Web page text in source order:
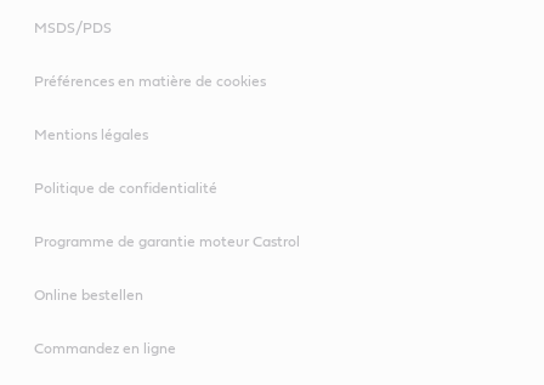
MSDS/PDS
Préférences en matière de cookies
Mentions légales
Politique de confidentialité
Programme de garantie moteur Castrol
Online bestellen
Commandez en ligne